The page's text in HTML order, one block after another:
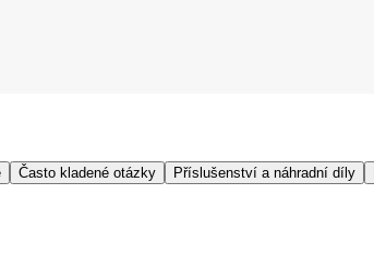
Často kladené otázky Příslušenství a náhradní díly